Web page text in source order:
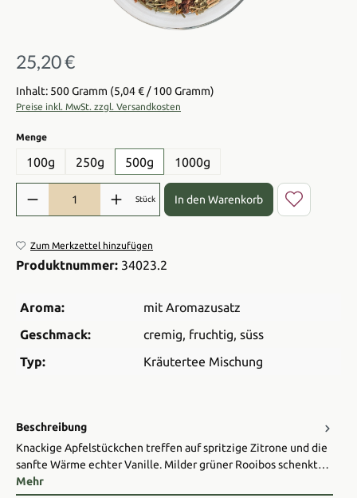
Regulärer Preis:
25,20 €
Inhalt: 500 Gramm (5,04 € / 100 Gramm)
Preise inkl. MwSt. zzgl. Versandkosten
Mengeauswählen
100g 250g 500g 1000g
Produkt Anzahl: Gib den gewünschten Wert ein oder benutze die
Stück In den Warenkorb
Zum Merkzettel hinzufügen
Produktnummer: 34023.2
Aroma:
mit Aromazusatz
Geschmack:
cremig, fruchtig, süss
Typ:
Kräutertee Mischung
Beschreibung
Knackige Apfelstückchen treffen auf spritzige Zitrone und die
sanfte Wärme echter Vanille. Milder grüner Rooibos schenkt…
Mehr